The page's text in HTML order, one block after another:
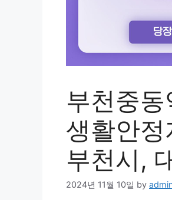
부천중
생활안
부천시,
2024년 11월 10일 by